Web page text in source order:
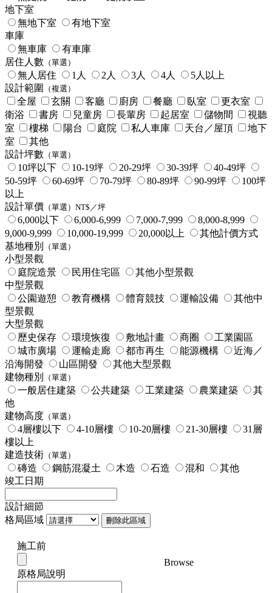
地下室
無地下室
有地下室
車庫
無車庫
有車庫
居住人數 （單選）
無人居住 1人 2人 3人 4人
5人以上
設計範圍
（複選）
全屋 玄關 客廳 廚房 餐廳 臥室
更衣室
衛浴
書房 兒童房 長輩房 起居室 儲物間
視聽
室
樓梯 陽台 庭院 私人車庫 天台／屋頂
地下
室
其他
設計坪數 （單選）
10坪以下 10-19坪 20-29坪 30-39坪
40-49坪
50-59坪
60-69坪 70-79坪 80-89坪 90-99坪
100坪
以上
設計單價 （單選）NT$／坪
6,000以下 6,000-6,999 7,000-7,999
8,000-8,999
9,000-9,999
10,000-19,999 20,000以上
其他計價方式
基地種別
（單選）
小型景觀
庭院造景
民用住宅區
其他小型景觀
中型景觀
公園遊憩
教育機構 體育競技 運輸設備
其他中
型景觀
大型景觀
歷史保存
環境恢復 敷地計畫 商圈
工業園區
城市廣場
運輸走廊 都市再生 能源機構
近海／
沿海開發
山區開發
其他大型景觀
建物種別
（單選）
一般居住建築 公共建築 工業建築 農業建築
其
他
建物高度 （單選）
4層樓以下 4-10層樓 10-20層樓 21-30層樓
31層
樓以上
建造技術 （單選）
磚造 鋼筋混凝土 木造 石造 混和
其他
竣工日期
設計細節
格局區域
刪除此區域
施工前
Browse
原格局說明